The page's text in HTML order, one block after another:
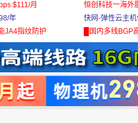
$111/月
年
JA4指纹防护
恒创科技一海外
快网-弹性云主
█国内多线BGP